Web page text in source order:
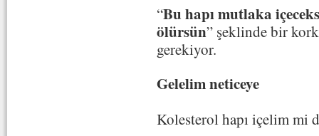
“Bu hapı mutlaka
ölürsün” şeklinde bir
gerekiyor.
Gelelim neticeye
Kolesterol hapı içelim mi